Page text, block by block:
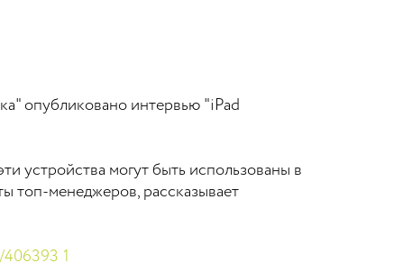
опубликовано интервью "iPad
устройства могут быть использованы в
топ-менеджеров, рассказывает